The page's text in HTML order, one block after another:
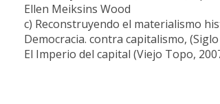
Ellen Meiksins Wood
c) Reconstruyendo el materialismo
Democracia. contra capitalismo,
El Imperio del capital (Viejo Topo,